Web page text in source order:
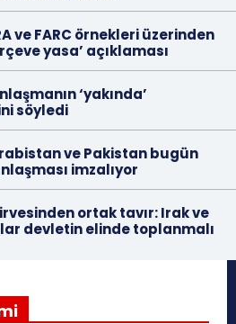
ve FARC örnekleri üzerinden
yasa’ açıklaması
‘yakında’
söyledi
ve Pakistan bugün
imzalıyor
ortak tavır: Irak ve
devletin elinde toplanmalı